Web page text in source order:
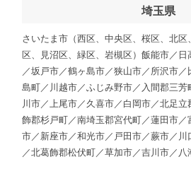
埼玉県
さいたま市（西区、中央区、桜区、北
区、見沼区、緑区、岩槻区）飯能市／
／坂戸市／鶴ヶ島市／狭山市／所沢市
島町／川越市／ふじみ野市／入間郡三
川市／上尾市／久喜市／白岡市／北足
飾郡杉戸町／南埼玉郡宮代町／蓮田市
市／新座市／和光市／戸田市／蕨市／
／北葛飾郡松伏町／草加市／吉川市／八